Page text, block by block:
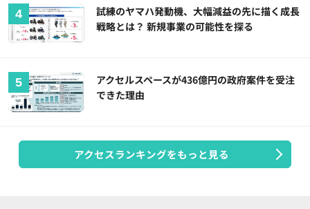
試練のヤマハ発動機、大幅減益の先に描く成長
戦略とは？ 新規事業の可能性を探る
アクセルスペースが436億円の政府案件を受注
できた理由
アクセスランキングをもっと見る